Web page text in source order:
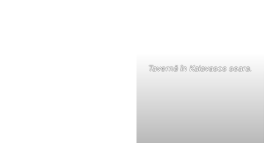
Tavernă în Kalavasos seara.